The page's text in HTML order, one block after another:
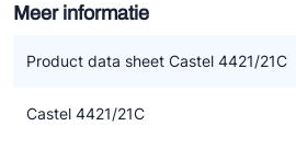
Meer informatie
Product data sheet Castel 4421/21C
Castel 4421/21C